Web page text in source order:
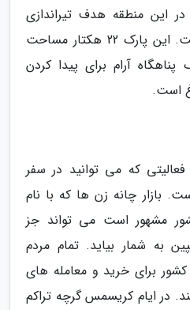
انقلابی) که در سال 1896 در این منطقه هدف تیراندازی
نهاده شد، ساخته شده است. این پارک 22 هکتار مساحت
آرام برای پیدا کردن
است.
که می توانید در سفر
بازار چانه زن ها که با نام
مشهور است می تواند جز
به شمار بیاید. تمام مردم
کشور برای خرید و معامله های
در ایام کریسمس گرچه تراکم